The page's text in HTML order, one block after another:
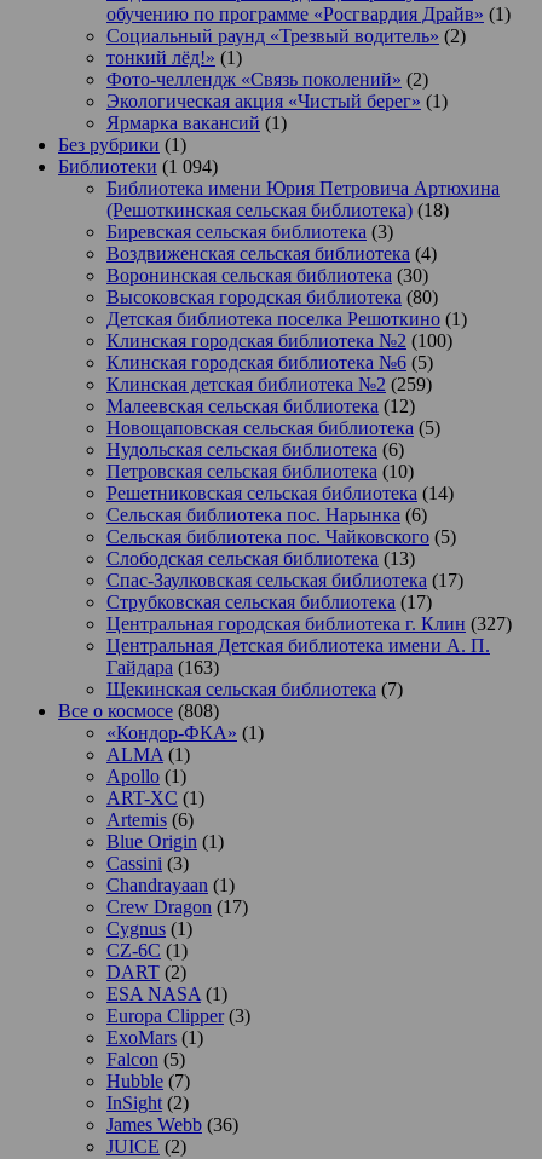
обучению по программе «Росгвардия Драйв» (1)
Социальный раунд «Трезвый водитель» (2)
тонкий лёд!» (1)
Фото-челлендж «Связь поколений» (2)
Экологическая акция «Чистый берег» (1)
Ярмарка вакансий (1)
Без рубрики (1)
Библиотеки (1 094)
Библиотека имени Юрия Петровича Артюхина
(Решоткинская сельская библиотека) (18)
Биревская сельская библиотека (3)
Воздвиженская сельская библиотека (4)
Воронинская сельская библиотека (30)
Высоковская городская библиотека (80)
Детская библиотека поселка Решоткино (1)
Клинская городская библиотека №2 (100)
Клинская городская библиотека №6 (5)
Клинская детская библиотека №2 (259)
Малеевская сельская библиотека (12)
Новощаповская сельская библиотека (5)
Нудольская сельская библиотека (6)
Петровская сельская библиотека (10)
Решетниковская сельская библиотека (14)
Сельская библиотека пос. Нарынка (6)
Сельская библиотека пос. Чайковского (5)
Слободская сельская библиотека (13)
Спас-Заулковская сельская библиотека (17)
Струбковская сельская библиотека (17)
Центральная городская библиотека г. Клин (327)
Центральная Детская библиотека имени А. П.
Гайдара (163)
Щекинская сельская библиотека (7)
Все о космосе (808)
«Кондор-ФКА» (1)
ALMA (1)
Apollo (1)
ART-XC (1)
Artemis (6)
Blue Origin (1)
Cassini (3)
Chandrayaan (1)
Crew Dragon (17)
Cygnus (1)
CZ-6C (1)
DART (2)
ESA NASA (1)
Europa Clipper(3)
ExoMars (1)
Falcon (5)
Hubble (7)
InSight (2)
James Webb (36)
JUICE (2)